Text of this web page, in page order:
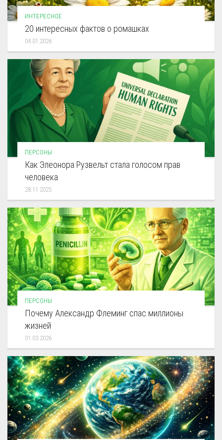
ИНТЕРЕСНОЕ
20 интересных фактов о ромашках
04.01.2026
ПЕРСОНЫ
Как Элеонора Рузвельт стала голосом прав
человека
28.11.2025
ПЕРСОНЫ
Почему Александр Флеминг спас миллионы
жизней
01.03.2026